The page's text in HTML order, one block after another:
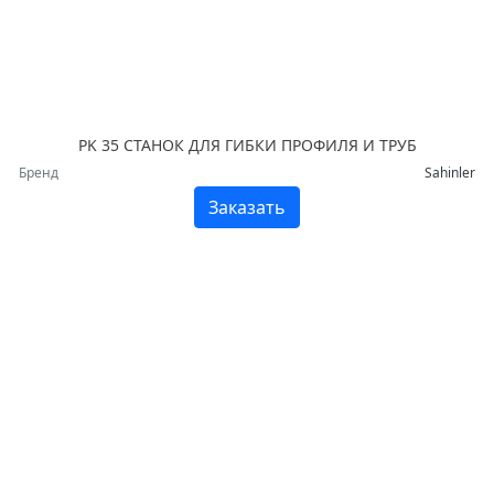
PK 35 СТАНОК ДЛЯ ГИБКИ ПРОФИЛЯ И ТРУБ
Бренд Sahinler
Заказать